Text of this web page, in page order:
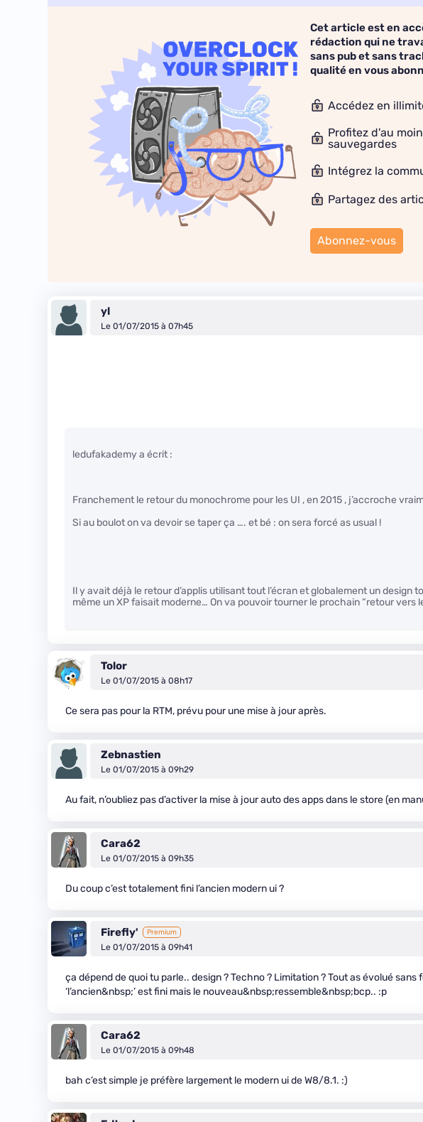
Cet article est en
rédaction qui ne
sans pub et sans
qualité en vous
Accédez en
Profitez d'au
sauvegardes
Intégrez la
Partagez des
Abonnez-vous
yl
Le 01/07/2015 à 07h45
ledufakademy a écrit :
Franchement le retour du monochrome pour les UI , en 2015 , j’accroche
Si au boulot on va devoir se taper ça …. et bé : on sera forcé as usual !
Il y avait déjà le retour d’applis utilisant tout l’écran et globalement un
même un XP faisait moderne… On va pouvoir tourner le prochain “retour vers
Tolor
Le 01/07/2015 à 08h17
Ce sera pas pour la RTM, prévu pour une mise à jour après.
Zebnastien
Le 01/07/2015 à 09h29
Au fait, n’oubliez pas d’activer la mise à jour auto des apps dans le store (en
Cara62
Le 01/07/2015 à 09h35
Du coup c’est totalement fini l’ancien modern ui ?
Firefly' Premium
Le 01/07/2015 à 09h41
ça dépend de quoi tu parle.. design ? Techno ? Limitation ? Tout as évolué
‘l’ancien&nbsp;’ est fini mais le nouveau&nbsp;ressemble&nbsp;bcp.. :p
Cara62
Le 01/07/2015 à 09h48
bah c’est simple je préfère largement le modern ui de W8/8.1. :)